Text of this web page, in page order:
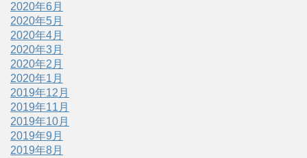
2020年6月
2020年5月
2020年4月
2020年3月
2020年2月
2020年1月
2019年12月
2019年11月
2019年10月
2019年9月
2019年8月